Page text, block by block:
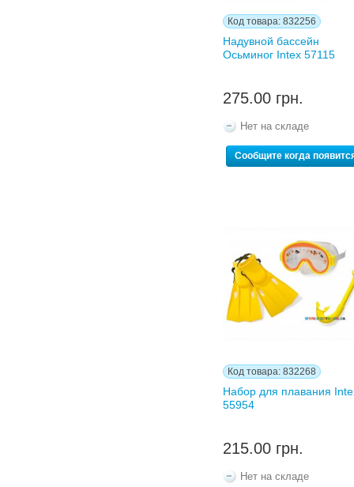
Код товара: 832256
Надувной бассейн
Осьминог Intex 57115
275.00 грн.
Нет на складе
Сообщите когда
Код товара: 832268
Набор для плавания
55954
215.00 грн.
Нет на складе